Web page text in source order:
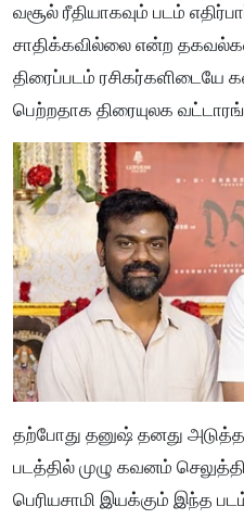
வசூல் ரீதியாகவும் படம்
சாதிக்கவில்லை என்ற
திரைப்படம்
பெற்றதாக திரையுலக
தற்போது தனுஷ் தனது அடுத்த
படத்தில் முழு கவனம் செலுத்தி
பெரியசாமி இயக்கும் இந்த